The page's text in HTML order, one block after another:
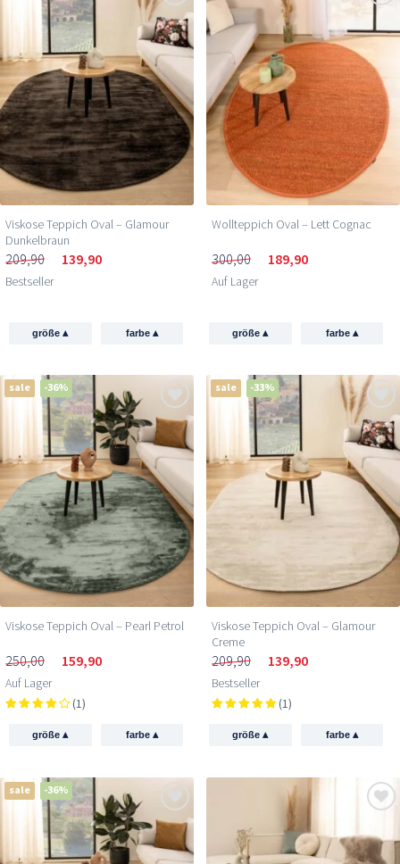
Viskose Teppich Oval – Glamour
Dunkelbraun
209,90 139,90
Bestseller
größe▴ farbe ▴
Wollteppich Oval – Lett Cognac
300,00 189,90
Auf Lager
größe▴ farbe ▴
sale -36%
Viskose Teppich Oval – Pearl Petrol
250,00 159,90
Auf Lager
(1)
größe▴ farbe ▴
sale -33%
Viskose Teppich Oval – Glamour
Creme
209,90 139,90
Bestseller
(1)
größe▴ farbe ▴
sale -36%